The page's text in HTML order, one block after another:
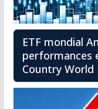
ETF mondial
performances
Country World